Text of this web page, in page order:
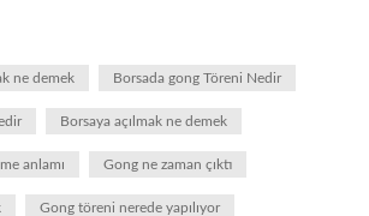
ne demek Borsada gong Töreni Nedir
Borsaya açılmak ne demek
anlamı Gong ne zaman çıktı
Gong töreni nerede yapılıyor